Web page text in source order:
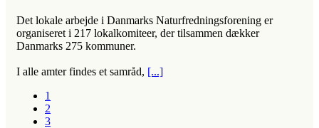
Det lokale arbejde i Danmarks Naturfredningsforening er
organiseret i 217 lokalkomiteer, der tilsammen dækker
Danmarks 275 kommuner.
I alle amter findes et samråd, [...]
1
2
3